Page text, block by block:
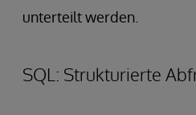
unterteilt werden.
SQL: Strukturierte